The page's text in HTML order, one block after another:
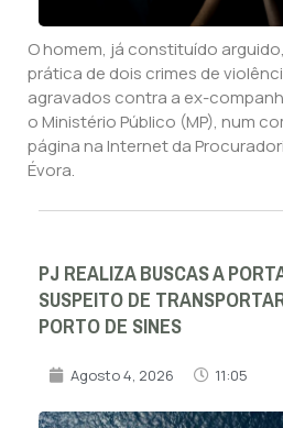
O homem, já constituído
prática de dois crimes de
agravados contra a ex-
o Ministério Público (MP), num
página na Internet da
Évora.
PJ REALIZA BUSCAS A
SUSPEITO DE
PORTO DE SINES
Agosto 4, 2026 11:05